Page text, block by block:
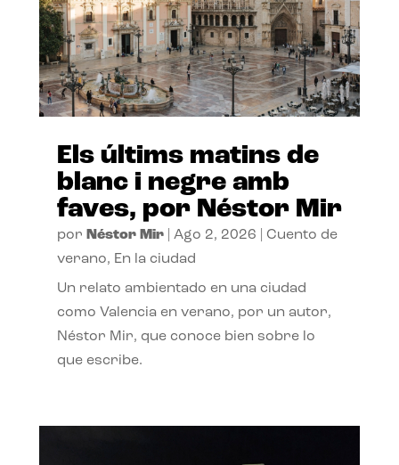
Els últims matins de
blanc i negre amb
faves, por Néstor Mir
por Néstor Mir| Ago 2, 2026
Cuento de
verano, En la ciudad
Un relato ambientado en una ciudad
como Valencia en verano, por un autor,
Néstor Mir, que conoce bien sobre lo
que escribe.